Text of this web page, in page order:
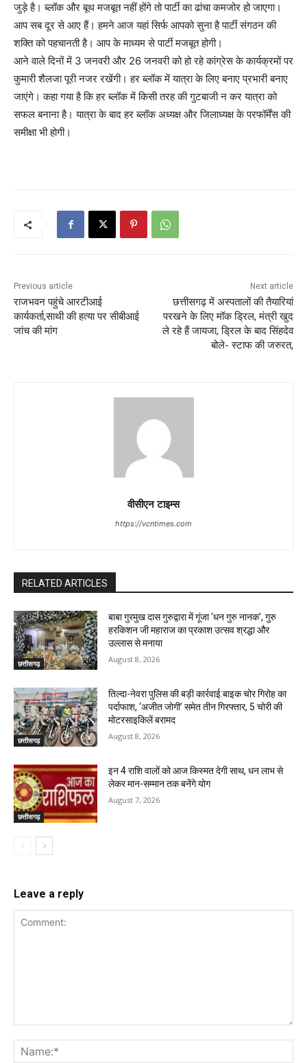
जुड़े है। ब्लॉक और बूथ मजबूत नहीं होंगे तो पार्टी का ढांचा कमजोर हो जाएगा।
आप सब दूर से आए हैं। हमने आज यहां सिर्फ आपको सुना है पार्टी संगठन की
शक्ति को पहचानती है। आप के माध्यम से पार्टी मजबूत होगी।
आने वाले दिनों में 3 जनवरी और 26 जनवरी को हो रहे कांग्रेस के कार्यक्रमों पर
कुमारी शैलजा पूरी नजर रखेंगी। हर ब्लॉक में यात्रा के लिए बनाए प्रभारी बनाए
जाएंगे। कहा गया है कि हर ब्लॉक में किसी तरह की गुटबाजी न कर यात्रा को
सफल बनाना है। यात्रा के बाद हर ब्लॉक अध्यक्ष और जिलाध्यक्ष के परफॉर्मेंस की
समीक्षा भी होगी।
Previous article
राजभवन पहुंचे आरटीआई
कार्यकर्ता,साथी की हत्या पर सीबीआई
जांच की मांग
Next article
छत्तीसगढ़ में अस्पतालों की तैयारियां
परखने के लिए मॉक ड्रिल, मंत्री खुद
ले रहे हैं जायजा, ड्रिल के बाद सिंहदेव
बोले- स्टाफ की जरुरत,
वीसीएन टाइम्स
https://vcntimes.com
RELATED ARTICLES
छत्तीसगढ़
बाबा गुरमुख दास गुरुद्वारा में गूंजा ‘धन गुरु नानक’, गुरु
हरकिशन जी महाराज का प्रकाश उत्सव श्रद्धा और
उल्लास से मनाया
August 8, 2026
छत्तीसगढ़
तिल्दा-नेवरा पुलिस की बड़ी कार्रवाई:बाइक चोर गिरोह का
पर्दाफाश, ‘अजीत जोगी’ समेत तीन गिरफ्तार, 5 चोरी की
मोटरसाइकिलें बरामद
August 8, 2026
छत्तीसगढ़
इन 4 राशि वालों को आज किस्मत देगी साथ, धन लाभ से
लेकर मान-सम्मान तक बनेंगे योग
August 7, 2026
Leave a reply